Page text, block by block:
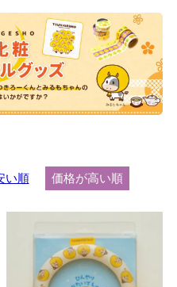
い順 価格が高い順